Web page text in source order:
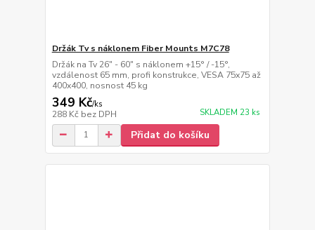
Držák Tv s náklonem Fiber Mounts M7C78
Držák na Tv 26" - 60" s náklonem +15° / -15°,
vzdálenost 65 mm, profi konstrukce, VESA 75x75 až
400x400, nosnost 45 kg
349 Kč/ks
288 Kč bez DPH SKLADEM 23 ks
Přidat do košíku